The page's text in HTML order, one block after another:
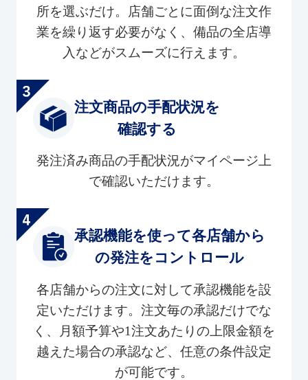
所を選ぶだけ。店舗ごとに面倒な注文作
業を繰り返す必要がなく、備品の全店導
入などがスムーズに行えます。
注文商品の手配状況を
確認する
発注済み商品の手配状況がマイページ上
で確認いただけます。
承認機能を使って各店舗から
の発注をコントロール
各店舗からの注文に対して承認機能を設
定いただけます。注文毎の承認だけでな
く、月額予算や1注文あたりの上限金額を
越えた場合の承認など、任意の条件設定
が可能です。